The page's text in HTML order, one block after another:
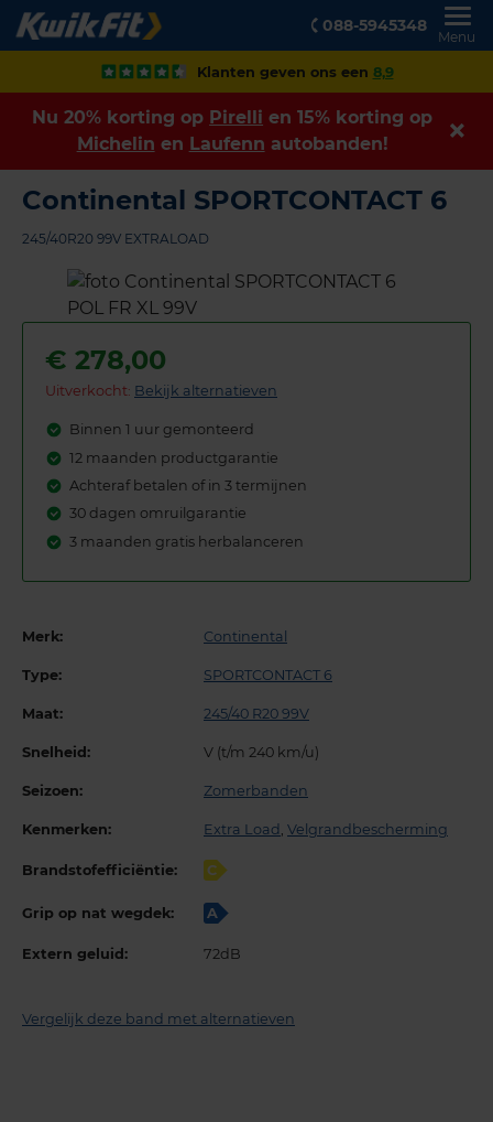
088-5945348
Menu
Klanten geven ons een 8,9
Nu 20% korting op Pirelli en 15% korting op
Michelin en Laufenn autobanden!
Continental SPORTCONTACT 6
245/40R20 99V EXTRALOAD
€ 278,00
Uitverkocht: Bekijk alternatieven
Binnen 1 uur gemonteerd
12 maanden productgarantie
Achteraf betalen of in 3 termijnen
30 dagen omruilgarantie
3 maanden gratis herbalanceren
Merk: Continental
Type: SPORTCONTACT 6
Maat: 245/40 R20 99V
Snelheid: V (t/m 240 km/u)
Seizoen: Zomerbanden
Kenmerken: Extra Load , Velgrandbescherming
Brandstofefficiëntie: C
Grip op nat wegdek: A
Extern geluid: 72dB
Vergelijk deze band met alternatieven